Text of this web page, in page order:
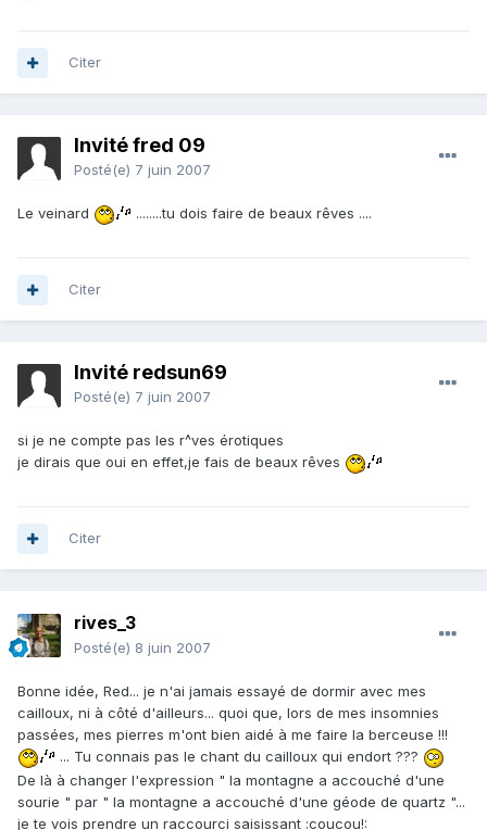
Citer
Invité fred 09
Posté(e) 7 juin 2007
Le veinard ........tu dois faire de beaux rêves ....
Citer
Invité redsun69
Posté(e) 7 juin 2007
si je ne compte pas les r^ves érotiques
je dirais que oui en effet,je fais de beaux rêves
Citer
rives_3
Posté(e) 8 juin 2007
Bonne idée, Red... je n'ai jamais essayé de dormir avec mes
cailloux, ni à côté d'ailleurs... quoi que, lors de mes insomnies
passées, mes pierres m'ont bien aidé à me faire la berceuse !!!
... Tu connais pas le chant du cailloux qui endort ???
De là à changer l'expression " la montagne a accouché d'une
sourie " par " la montagne a accouché d'une géode de quartz "...
je te vois prendre un raccourci saisissant :coucou!: